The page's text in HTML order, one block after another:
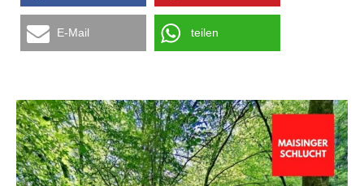
E-Mail teilen